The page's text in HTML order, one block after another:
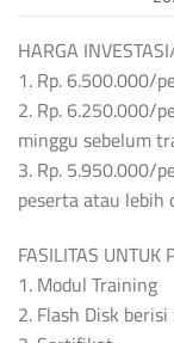
HARGA
1. Rp. 6.500.000/
2. Rp. 6.250.000/
minggu sebelum
3. Rp. 5.950.000/
peserta atau lebih
FASILITAS UNTUK
1. Modul Training
2. Flash Disk